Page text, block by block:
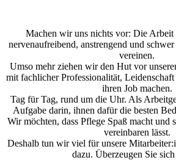
Machen wir uns nichts vor: Die Arbeit
nervenaufreibend, anstrengend und
vereinen.
Umso mehr ziehen wir den Hut vor
mit fachlicher Professionalität,
ihren Job machen.
Tag für Tag, rund um die Uhr. Als
Aufgabe darin, ihnen dafür die besten
Wir möchten, dass Pflege Spaß macht und
vereinbaren lässt.
Deshalb tun wir viel für unsere
dazu. Überzeugen Sie